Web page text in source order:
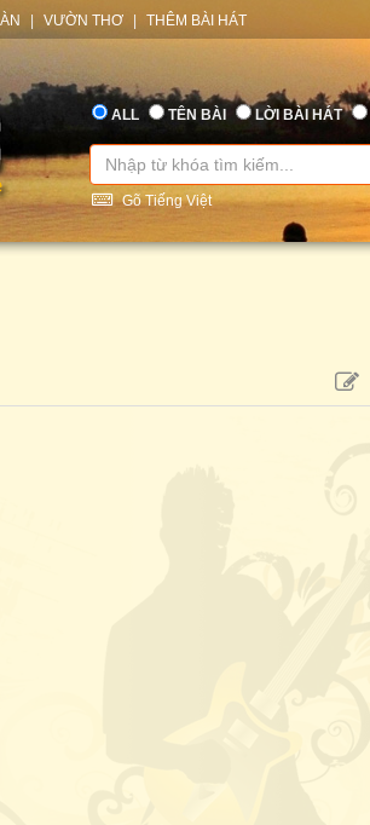
VƯỜN THƠ THÊM BÀI HÁT
ALL TÊN BÀI LỜI BÀI HÁT
Gõ Tiếng Việt